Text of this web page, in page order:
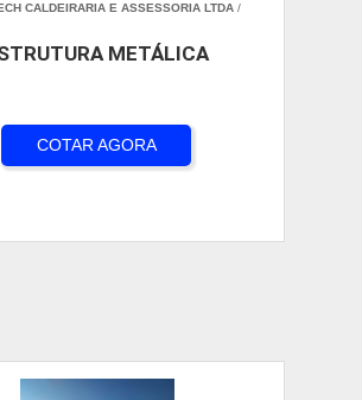
CALDEIRARIA E ASSESSORIA LTDA /
METÁLICA
COTAR AGORA